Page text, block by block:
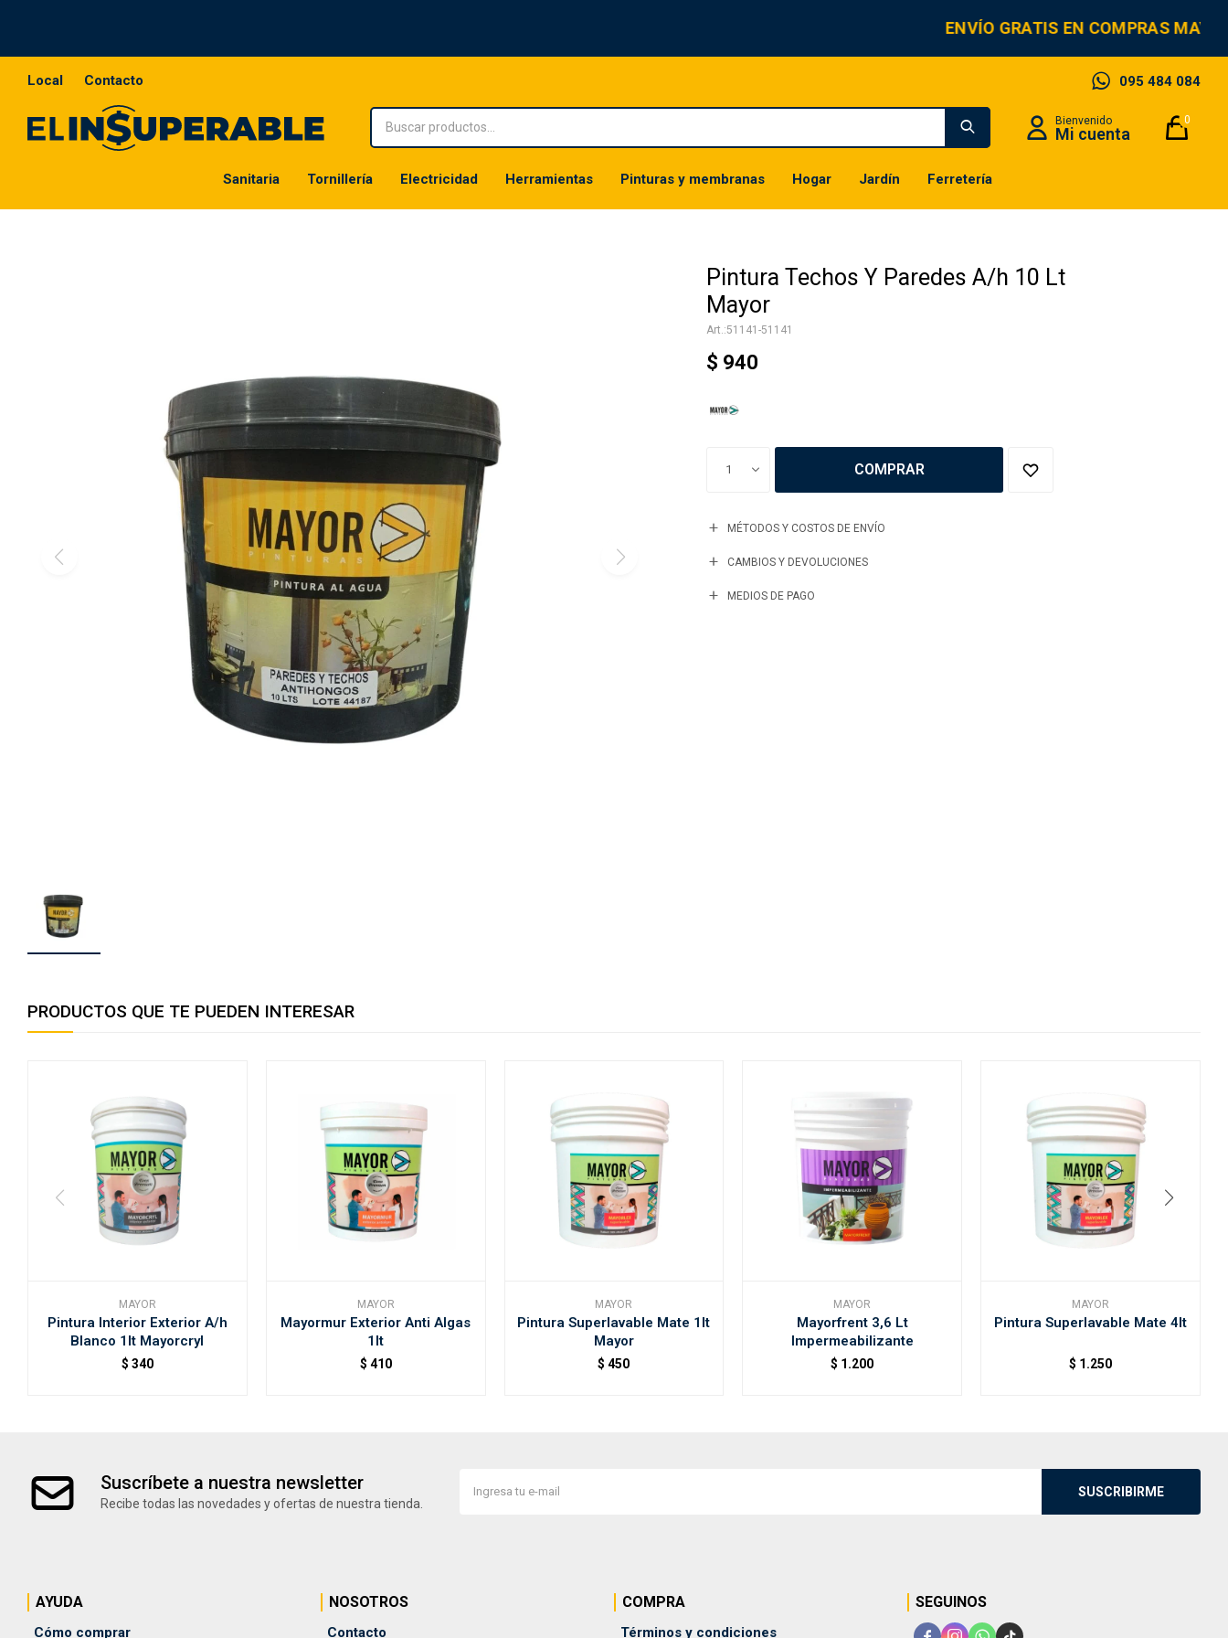
ENVÍO GRATIS EN COMPRAS
Sanitaria Tornillería Electricidad Herramientas Pinturas y membranas Hogar Jardín Ferretería
0
095 484 084
Local Contacto
Pintura Techos Y Paredes A/h 10 Lt
Mayor
51141-51141
$ 940
1 COMPRAR
MÉTODOS Y COSTOS DE ENVÍO
CAMBIOS Y DEVOLUCIONES
MEDIOS DE PAGO
PRODUCTOS QUE TE PUEDEN INTERESAR
MAYOR
Pintura Interior Exterior A/h
Blanco 1lt Mayorcryl
$ 340
MAYOR
Mayormur Exterior Anti Algas
1lt
$ 410
MAYOR
Pintura Superlavable Mate 1lt
Mayor
$ 450
MAYOR
Mayorfrent 3,6 Lt
Impermeabilizante
$ 1.200
MAYOR
Pintura Superlavable Mate 4lt
$ 1.250
Suscríbete a nuestra newsletter
Recibe todas las novedades y ofertas de nuestra tienda.
SUSCRIBIRME
AYUDA
Cómo comprar
NOSOTROS
Contacto
COMPRA
Términos y condiciones
SEGUINOS